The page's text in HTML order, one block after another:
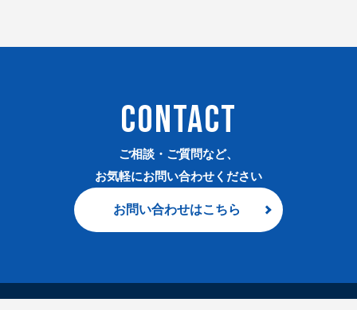
ご相談・ご質問など、
お気軽にお問い合わせください
CONTACT
お問い合わせはこちら